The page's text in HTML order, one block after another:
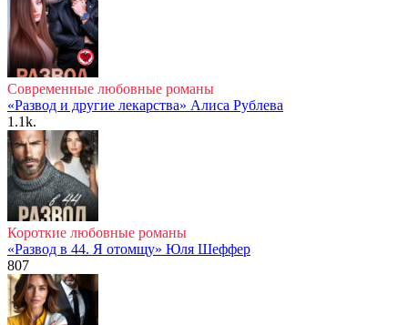
Современные любовные романы
«Развод и другие лекарства» Алиса Рублева
1.1k.
Короткие любовные романы
«Развод в 44. Я отомщу» Юля Шеффер
807